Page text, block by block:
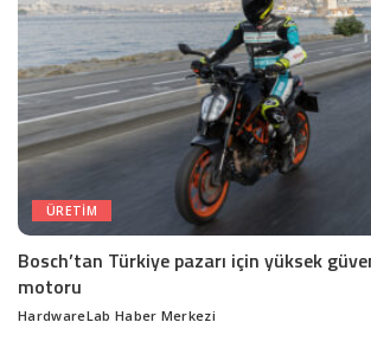
ÜRETIM
Bosch’tan Türkiye pazarı için yüksek
motoru
Posted
HardwareLab Haber Merkezi